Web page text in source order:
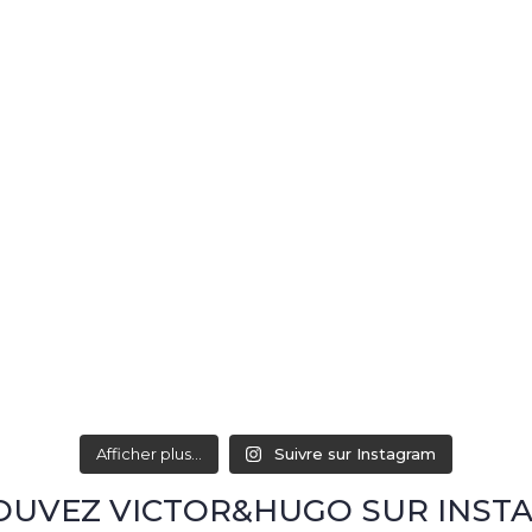
Afficher plus... Suivre sur Instagram
VICTOR&HUGO SUR